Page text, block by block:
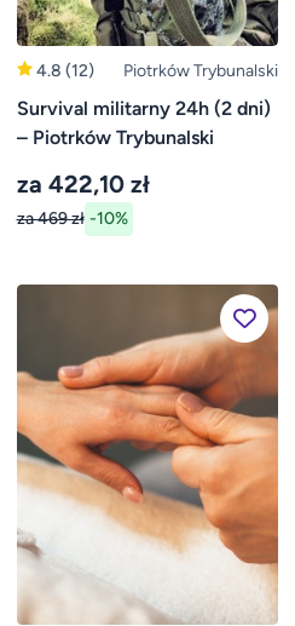
4.8 (12) Piotrków Trybunalski
Survival militarny 24h (2 dni)
– Piotrków Trybunalski
za 422,10 zł
za 469 zł -10%